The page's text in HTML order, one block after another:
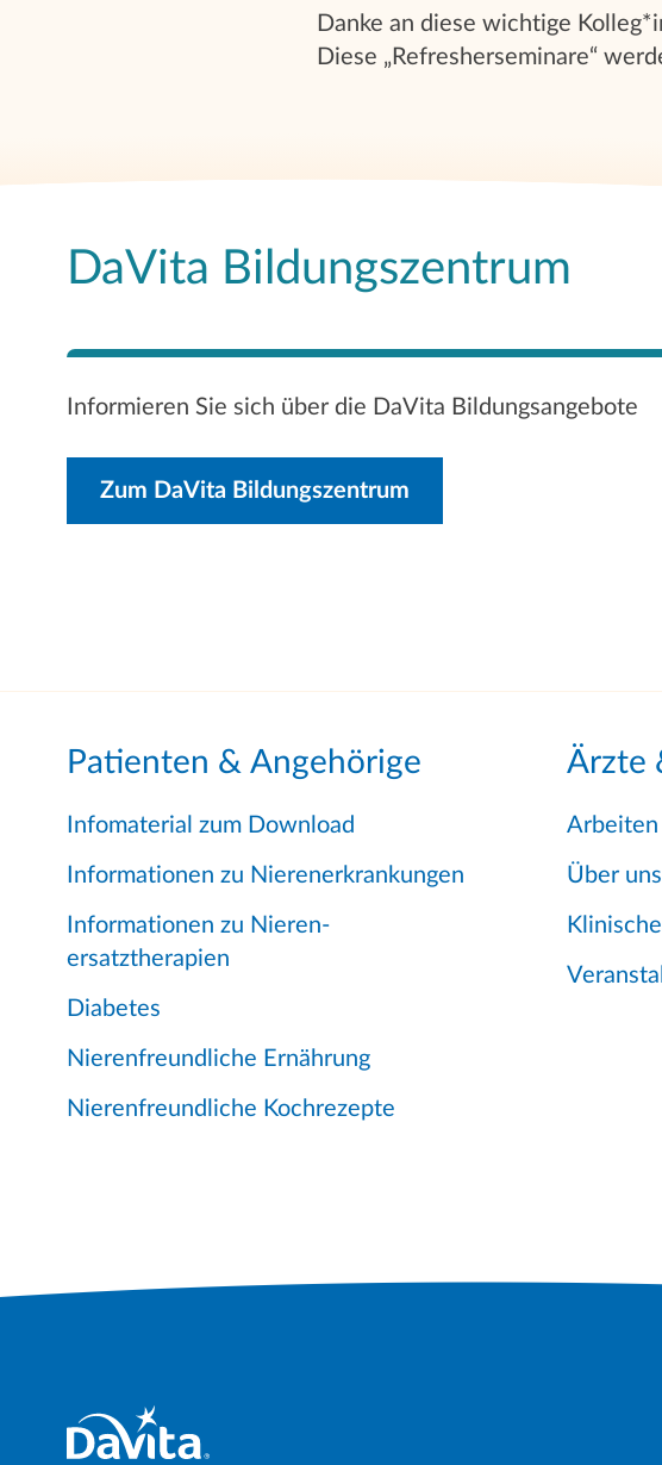
Danke an diese wichtige
Diese „Refresherseminare“
DaVita Bildungszentrum
Informieren Sie sich über die DaVita Bildungsangebote
Zum DaVita Bildungszentrum
Patienten & Angehörige
Infomaterial zum Download
Informationen zu Nierenerkrankungen
Informationen zu Nieren-
ersatztherapien
Diabetes
Nierenfreundliche Ernährung
Nierenfreundliche Kochrezepte
Ärzte
Über uns